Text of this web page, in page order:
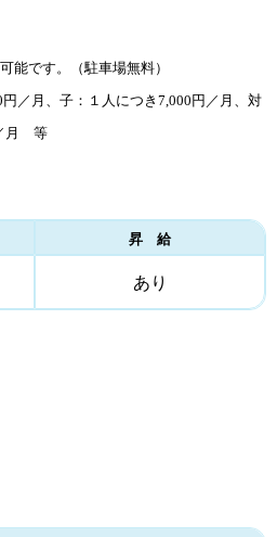
能です。（駐車場無料）
／月、子：１人につき7,000円／月、対
月 等
昇 給
あり